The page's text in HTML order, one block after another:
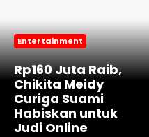
Entertainment
Rp160 Juta Raib,
Chikita Meidy
Curiga Suami
Habiskan untuk
Judi Online